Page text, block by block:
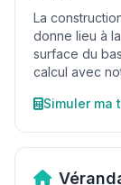
La
donne lieu à
surface du
calcul avec
Simuler ma